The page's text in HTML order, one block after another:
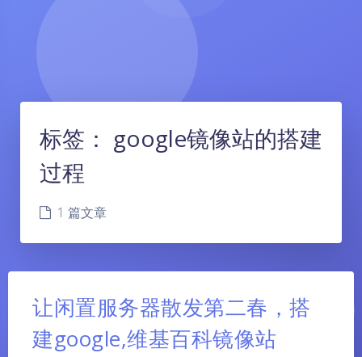
标签： google镜像站的搭建
过程
1 篇文章
让闲置服务器散发第二春，搭
建google,维基百科镜像站